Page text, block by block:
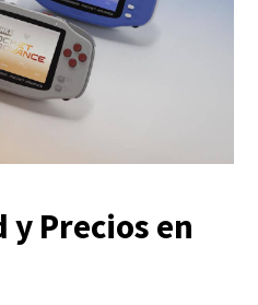
Precios en